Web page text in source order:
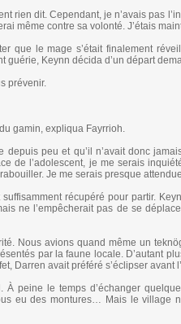
rien dit. Cependant, je n’avais pas
même contre sa volonté. J’étais
que le mage s’était finalement
guérie, Keynn décida d’un départ
prévenir.
gamin, expliqua Fayrrioh.
depuis peu et qu’il n’avait donc
de l’adolescent, je me serais
Je me serais presque
récupéré pour partir.
ne l’empêcherait pas de se
Nous avions quand même un
par la faune locale. D’autant
Darren avait préféré s’éclipser
peine le temps d’échanger
eu des montures… Mais le village